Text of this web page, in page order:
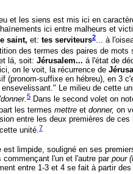
et les siens est mis ici en
ici entre malheurs et
saint, et: tes serviteurs2... à
des termes des paires de mots
lá, soit: Jérusalem... á l'état de
on le voit, la récurrence de
(pronom-suffixe en hébreu), en 3
Le milieu de cette
5 Dans le second volet on
les termes mettre et donner, on
entre les deux premières de
unité.7
limpide, souligné en ses
commençant l'un et l'autre par pour
entre 1-3 et 4 se fait à partir